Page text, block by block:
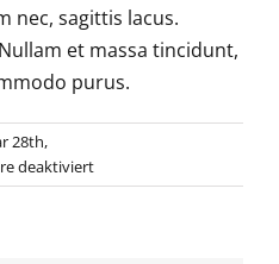
nec, sagittis lacus.
et massa tincidunt,
purus.
28th,
deaktiviertfür
Sed